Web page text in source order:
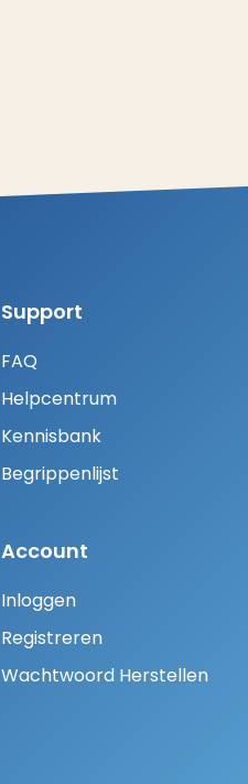
Support
FAQ
Helpcentrum
Kennisbank
Begrippenlijst
Account
Inloggen
Registreren
Wachtwoord Herstellen